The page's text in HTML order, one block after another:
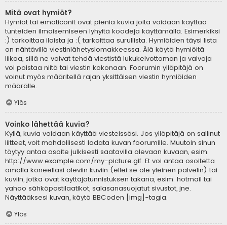
Mitä ovat hymiöt?
Hymiöt tai emoticonit ovat pieniä kuvia joita voidaan käyttää
tunteiden ilmaisemiseen lyhyitä koodeja käyttämällä. Esimerkiksi
:) tarkoittaa iloista ja :( tarkoittaa surullista. Hymiöiden täysi lista
on nähtävillä viestinlähetyslomakkeessa. Älä käytä hymiöitä
liikaa, sillä ne voivat tehdä viestistä lukukelvottoman ja valvoja
voi poistaa niitä tai viestin kokonaan. Foorumin ylläpitäjä on
voinut myös määritellä rajan yksittäisen viestin hymiöiden
määrälle.
Ylös
Voinko lähettää kuvia?
Kyllä, kuvia voidaan käyttää viesteissäsi. Jos ylläpitäjä on sallinut
liitteet, voit mahdollisesti ladata kuvan foorumille. Muutoin sinun
täytyy antaa osoite julkisesti saatavilla olevaan kuvaan, esim.
http://www.example.com/my-picture.gif. Et voi antaa osoitetta
omalla koneellasi oleviin kuviin (ellei se ole yleinen palvelin) tai
kuviin, jotka ovat käyttäjätunnistuksen takana, esim. hotmail tai
yahoo sähköpostilaatikot, salasanasuojatut sivustot, jne.
Näyttääksesi kuvan, käytä BBCoden [img]-tagia.
Ylös